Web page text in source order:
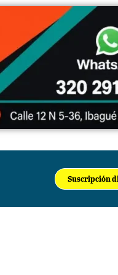
Suscripción